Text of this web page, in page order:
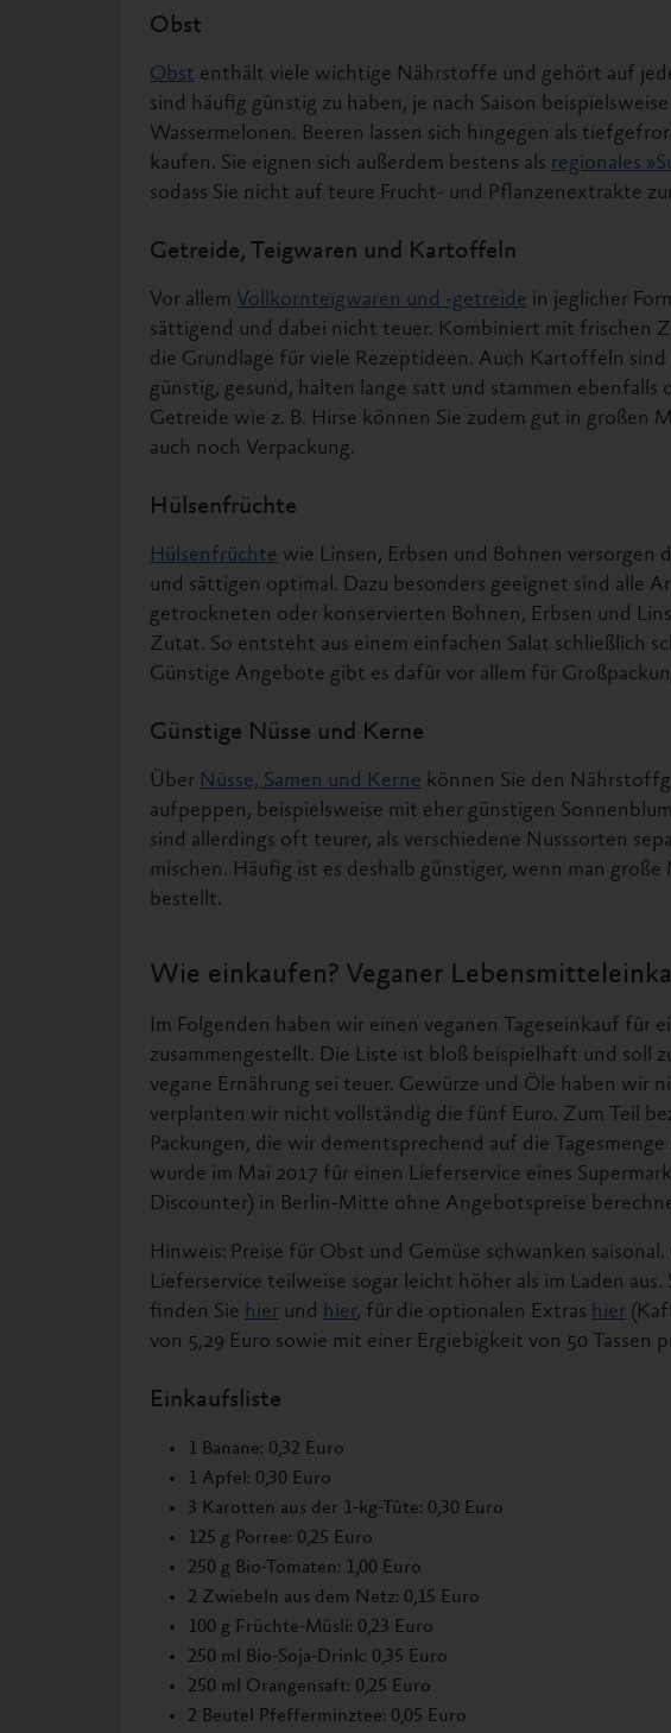
Obst
Obst enthält viele wichtige Nährstoffe und gehört auf
sind häufig günstig zu haben, je nach Saison
Wassermelonen. Beeren lassen sich hingegen als
kaufen. Sie eignen sich außerdem bestens als regionales
sodass Sie nicht auf teure Frucht- und Pflanzenextrakte
Getreide, Teigwaren und Kartoffeln
Vor allem Vollkornteigwaren und -getreide in jeglicher
sättigend und dabei nicht teuer. Kombiniert mit frischen
die Grundlage für viele Rezeptideen. Auch Kartoffeln
günstig, gesund, halten lange satt und stammen ebenfalls
Getreide wie z. B. Hirse können Sie zudem gut in großen
auch noch Verpackung.
Hülsenfrüchte
Hülsenfrüchte wie Linsen, Erbsen und Bohnen versorgen
und sättigen optimal. Dazu besonders geeignet sind alle
getrockneten oder konservierten Bohnen, Erbsen und
Zutat. So entsteht aus einem einfachen Salat schließlich
Günstige Angebote gibt es dafür vor allem für
Günstige Nüsse und Kerne
Über Nüsse, Samen und Kerne können Sie den
aufpeppen, beispielsweise mit eher günstigen
sind allerdings oft teurer, als verschiedene Nusssorten
mischen. Häufig ist es deshalb günstiger, wenn man
bestellt.
Wie einkaufen? Veganer
Im Folgenden haben wir einen veganen Tageseinkauf für
zusammengestellt. Die Liste ist bloß beispielhaft und soll
vegane Ernährung sei teuer. Gewürze und Öle haben wir
verplanten wir nicht vollständig die fünf Euro. Zum Teil
Packungen, die wir dementsprechend auf die
wurde im Mai 2017 für einen Lieferservice eines
Discounter) in Berlin-Mitte ohne Angebotspreise
Hinweis: Preise für Obst und Gemüse schwanken
Lieferservice teilweise sogar leicht höher als im Laden aus.
finden Sie hier und hier, für die optionalen Extras hier
von 5,29 Euro sowie mit einer Ergiebigkeit von 50 Tassen
Einkaufsliste
1 Banane: 0,32 Euro
1 Apfel: 0,30 Euro
3 Karotten aus der 1-kg-Tüte: 0,30 Euro
125 g Porree: 0,25 Euro
250 g Bio-Tomaten: 1,00 Euro
2 Zwiebeln aus dem Netz: 0,15 Euro
100 g Früchte-Müsli: 0,23 Euro
250 ml Bio-Soja-Drink: 0,35 Euro
250 ml Orangensaft: 0,25 Euro
2 Beutel Pfefferminztee: 0,05 Euro